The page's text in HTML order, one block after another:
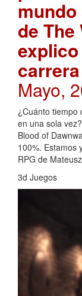
de The
Mayo,
¿Cuánto tiempo
en una sola
Blood of
100%. Estamos
RPG de
3d Juegos